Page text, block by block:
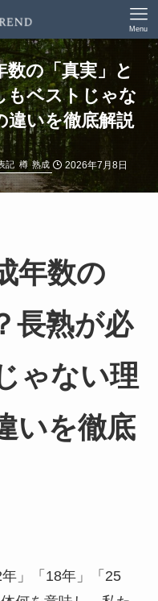
Menu
の「真実」と
もベストじゃな
違いを徹底解説
記 樽 熟成 2026年7月8日
年数の
長熟が必
ゃない理
いを徹底
」「18年」「25